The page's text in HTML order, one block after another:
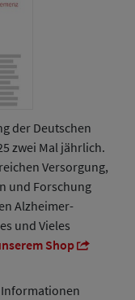
der Deutschen
zwei Mal jährlich.
Versorgung,
und Forschung
Alzheimer-
und Vieles
Shop
Informationen